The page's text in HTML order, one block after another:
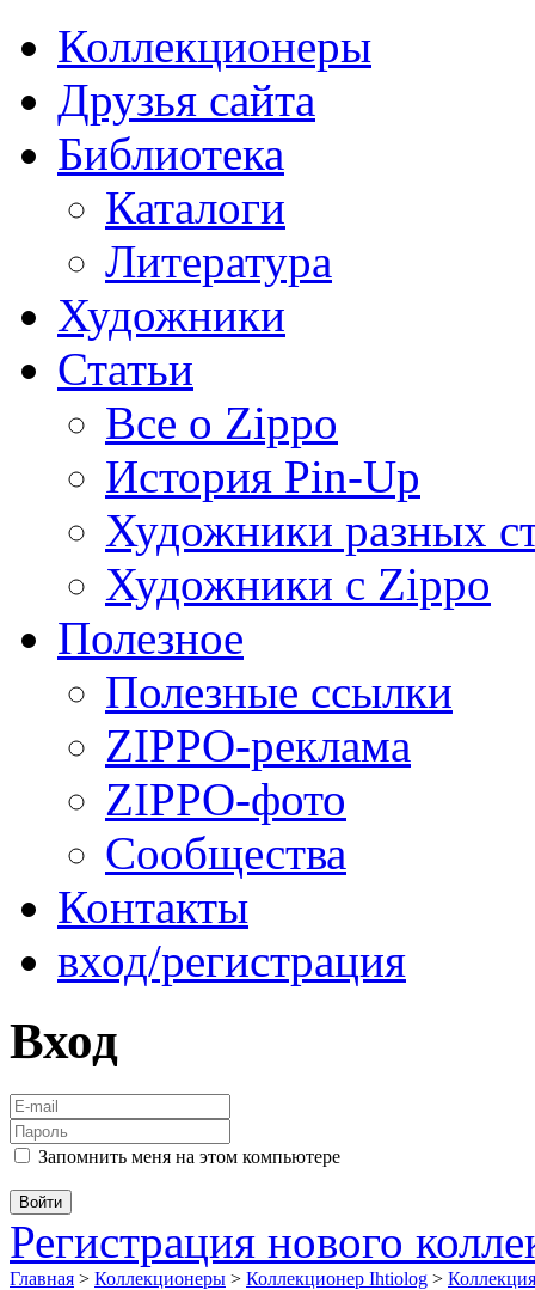
Коллекционеры
Друзья сайта
Библиотека
Каталоги
Литература
Художники
Статьи
Все о Zippo
История Pin-Up
Художники разных
Художники с Zippo
Полезное
Полезные ссылки
ZIPPO-реклама
ZIPPO-фото
Сообщества
Контакты
вход/регистрация
Вход
Запомнить меня на этом компьютере
Регистрация нового
Главная > Коллекционеры > Коллекционер Ihtiolog >